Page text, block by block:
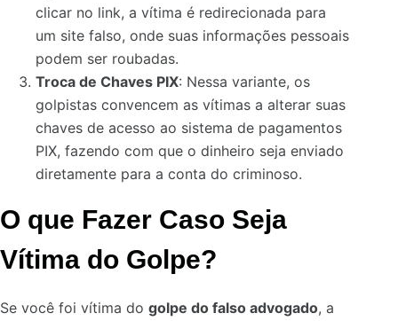
clicar no link, a vítima é redirecionada para
um site falso, onde suas informações pessoais
podem ser roubadas.
Troca de Chaves PIX: Nessa variante, os
golpistas convencem as vítimas a alterar suas
chaves de acesso ao sistema de pagamentos
PIX, fazendo com que o dinheiro seja enviado
diretamente para a conta do criminoso.
O que Fazer Caso Seja
Vítima do Golpe?
Se você foi vítima do golpe do falso advogado, a